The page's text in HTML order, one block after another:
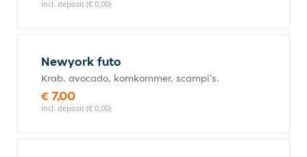
incl. deposit (€ 0,00)
Newyork futo
Krab, avocado, komkommer, scampi's.
€ 7,00
incl. deposit (€ 0,00)